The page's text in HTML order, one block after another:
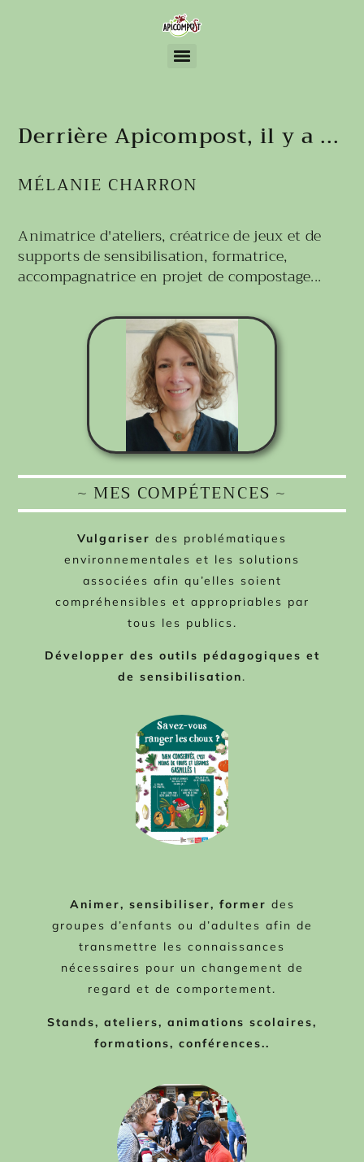
Derrière Apicompost, il y a ...
MÉLANIE CHARRON
Animatrice d'ateliers, créatrice de jeux et de
supports de sensibilisation, formatrice,
accompagnatrice en projet de compostage...
~ MES COMPÉTENCES ~
Vulgariser des problématiques
environnementales et les solutions
associées afin qu’elles soient
compréhensibles et appropriables par
tous les publics.
Développer des outils pédagogiques et
de sensibilisation.
Animer, sensibiliser, former des
groupes d’enfants ou d’adultes afin de
transmettre les connaissances
nécessaires pour un changement de
regard et de comportement.
Stands, ateliers, animations scolaires,
formations, conférences..